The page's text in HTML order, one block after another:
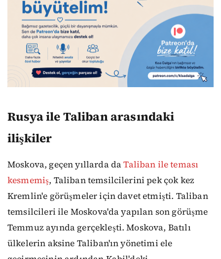
Rusya ile Taliban arasındaki
ilişkiler
Moskova, geçen yıllarda daTaliban ile teması
kesmemiş, Taliban temsilcilerini pek çok kez
Kremlin'e görüşmeler için davet etmişti. Taliban
temsilcileri ile Moskova'da yapılan son görüşme
Temmuz ayında gerçekleşti. Moskova, Batılı
ülkelerin aksine Taliban'ın yönetimi ele